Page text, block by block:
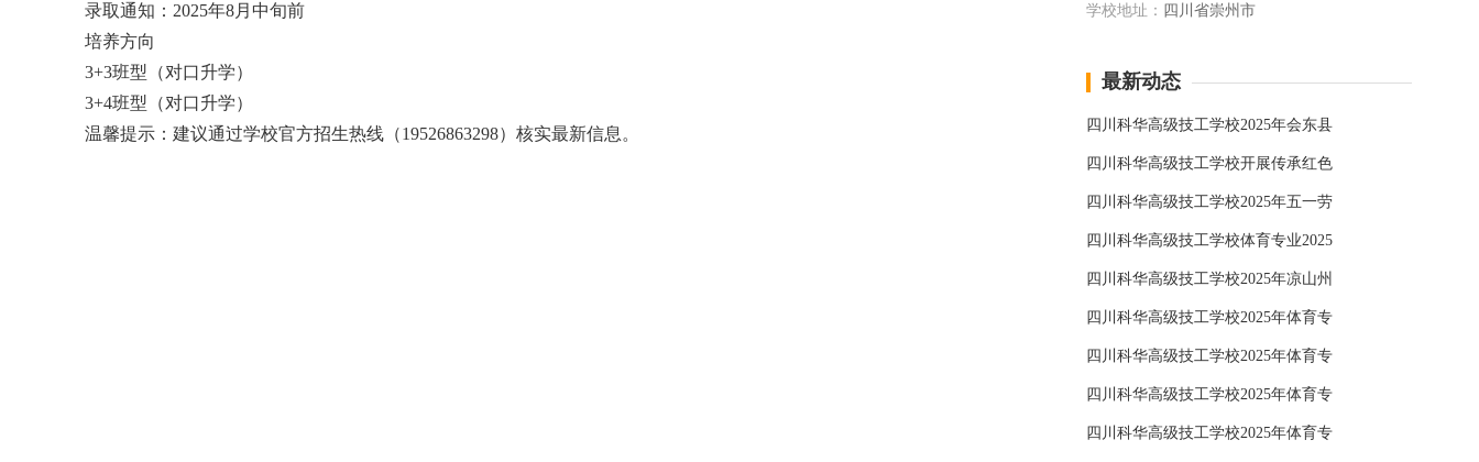
录取通知：2025年8月中旬前
培养方向
3+3班型（对口升学）
3+4班型（对口升学）
温馨提示：建议通过学校官方招生热线（19526863298）核实最新信息。
学校地址： 四川省崇州市
最新动态
四川科华高级技工学校2025年会东县
四川科华高级技工学校开展传承红色
四川科华高级技工学校2025年五一劳
四川科华高级技工学校体育专业2025
四川科华高级技工学校2025年凉山州
四川科华高级技工学校2025年体育专
四川科华高级技工学校2025年体育专
四川科华高级技工学校2025年体育专
四川科华高级技工学校2025年体育专